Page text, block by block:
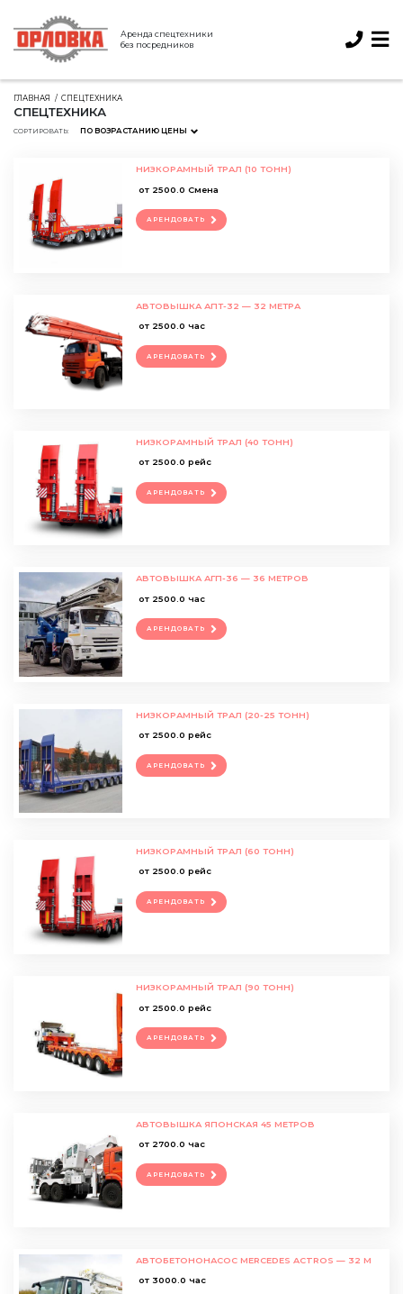
Аренда спецтехники
без посредников
ГЛАВНАЯ СПЕЦТЕХНИКА
СПЕЦТЕХНИКА
СОРТИРОВАТЬ: ПО ВОЗРАСТАНИЮ ЦЕНЫ
НИЗКОРАМНЫЙ ТРАЛ (10 ТОНН)
от 2500.0 Смена
АРЕНДОВАТЬ
АВТОВЫШКА АПТ-32 — 32 МЕТРА
от 2500.0 час
АРЕНДОВАТЬ
НИЗКОРАМНЫЙ ТРАЛ (40 ТОНН)
от 2500.0 рейс
АРЕНДОВАТЬ
АВТОВЫШКА АГП-36 — 36 МЕТРОВ
от 2500.0 час
АРЕНДОВАТЬ
НИЗКОРАМНЫЙ ТРАЛ (20-25 ТОНН)
от 2500.0 рейс
АРЕНДОВАТЬ
НИЗКОРАМНЫЙ ТРАЛ (60 ТОНН)
от 2500.0 рейс
АРЕНДОВАТЬ
НИЗКОРАМНЫЙ ТРАЛ (90 ТОНН)
от 2500.0 рейс
АРЕНДОВАТЬ
АВТОВЫШКА ЯПОНСКАЯ 45 МЕТРОВ
от 2700.0 час
АРЕНДОВАТЬ
АВТОБЕТОНОНАСОС MERCEDES ACTROS — 32 М
от 3000.0 час